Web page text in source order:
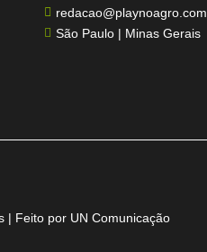

 São Paulo | Minas Gerais
| Feito por UN Comunicação